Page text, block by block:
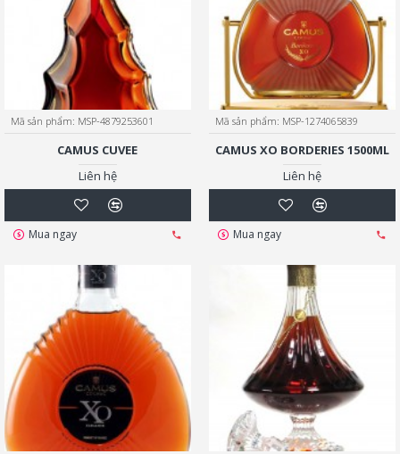
Mã sản phẩm: MSP-4879253601
CAMUS CUVEE
Liên hệ
Mua ngay
Mã sản phẩm: MSP-1274065839
CAMUS XO BORDERIES 1500ML
Liên hệ
Mua ngay